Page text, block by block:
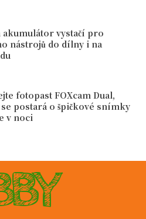
akumulátor vystačí pro
nástrojů do dílny i na
fotopast FOXcam Dual,
postará o špičkové snímky
v noci